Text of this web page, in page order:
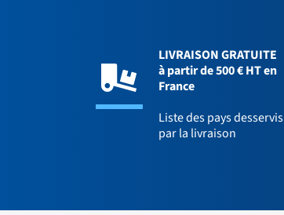
LIVRAISON GRATUITE
à partir de 500 € HT en
France
Liste des pays desservis
par la livraison